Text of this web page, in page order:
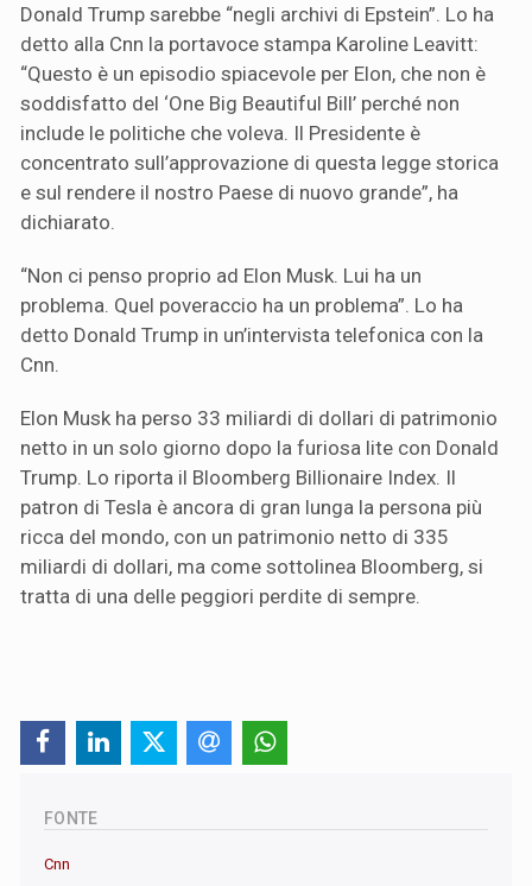
Donald Trump sarebbe “negli archivi di Epstein”. Lo ha
detto alla Cnn la portavoce stampa Karoline Leavitt:
“Questo è un episodio spiacevole per Elon, che non è
soddisfatto del ‘One Big Beautiful Bill’ perché non
include le politiche che voleva. Il Presidente è
concentrato sull’approvazione di questa legge storica
e sul rendere il nostro Paese di nuovo grande”, ha
dichiarato.
“Non ci penso proprio ad Elon Musk. Lui ha un
problema. Quel poveraccio ha un problema”. Lo ha
detto Donald Trump in un’intervista telefonica con la
Cnn.
Elon Musk ha perso 33 miliardi di dollari di patrimonio
netto in un solo giorno dopo la furiosa lite con Donald
Trump. Lo riporta il Bloomberg Billionaire Index. Il
patron di Tesla è ancora di gran lunga la persona più
ricca del mondo, con un patrimonio netto di 335
miliardi di dollari, ma come sottolinea Bloomberg, si
tratta di una delle peggiori perdite di sempre.
FONTE
Cnn